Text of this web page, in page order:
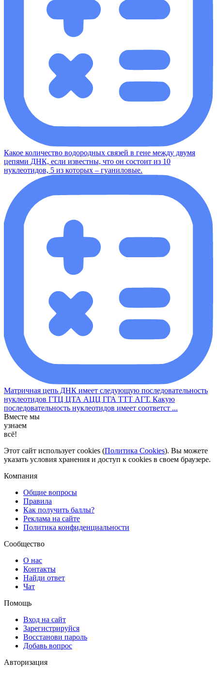
Какое количество водородных связей в гене между двумя
цепями ДНК, если известны, что он состоит из 10
нуклеотидов, 5 из которых – гуаниловые.
Матричная цепь ДНК имеет следующую последовательность
нуклеотидов ГТЦ ЦТА АЦЦ ГГА ТТТ АГТ. Какую
последовательность нуклеотидов имеет соответст ...
Вместе мы
узнаем
всё!
Этот сайт использует cookies (Политика Cookies). Вы можете
указать условия хранения и доступ к cookies в своем браузере.
Компания
Общие вопросы
Правила
Как получить баллы?
Реклама на сайте
Политика конфиденциальности
Сообщество
О нас
Контакты
Найди ответ
Чат
Помощь
Вход на сайт
Зарегистрируйся
Восстанови пароль
Добавь вопрос
Авторизация